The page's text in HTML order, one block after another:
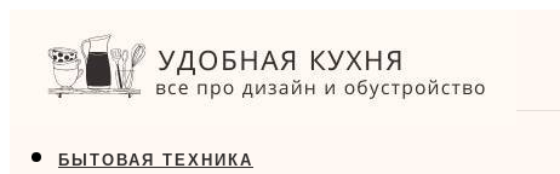
БЫТОВАЯ ТЕХНИКА